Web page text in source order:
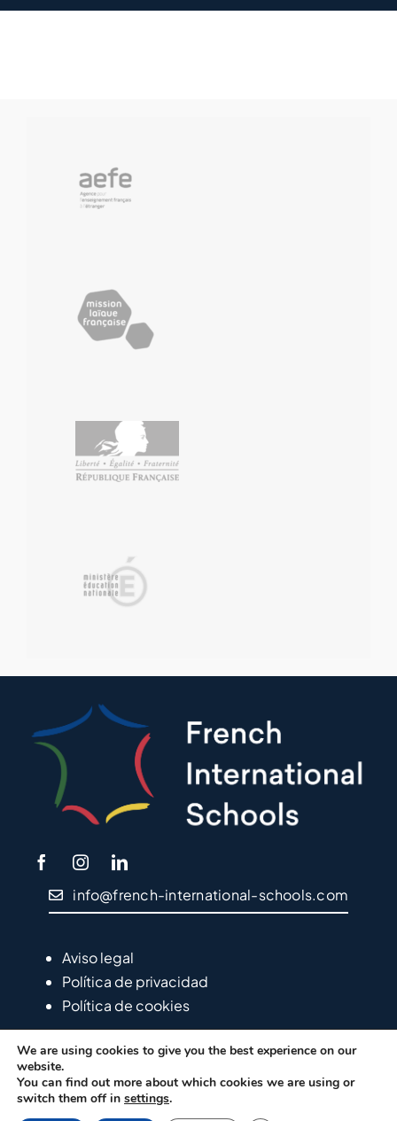
info@french-international-schools.com
Aviso legal
Política de privacidad
Política de cookies
We are using cookies to give you the best experience on our
website.
You can find out more about which cookies we are using or
switch them off in settings.